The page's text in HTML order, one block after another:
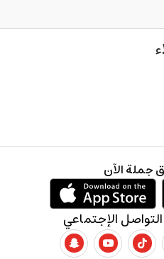
الإجتماعي
جملة الآن